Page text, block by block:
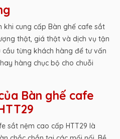
khi cung cấp Bàn ghế cafe sắt
thật, giá thật và dịch vụ tận
từng khách hàng để tư vấn
hàng chục bộ cho chuỗi
Bàn ghế cafe
sắt nệm cao cấp HTT29 là